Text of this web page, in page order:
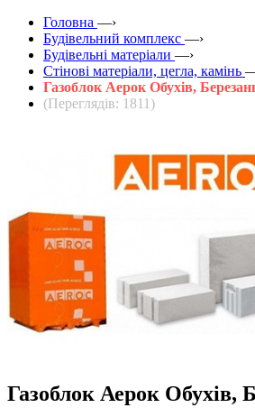
Головна —›
Будівельний комплекс —›
Будівельні матеріали —›
Стінові матеріали, цегла, камінь
Газоблок Аерок Обухів,
(Переглядів: 1811)
Газоблок Аерок Обухів,